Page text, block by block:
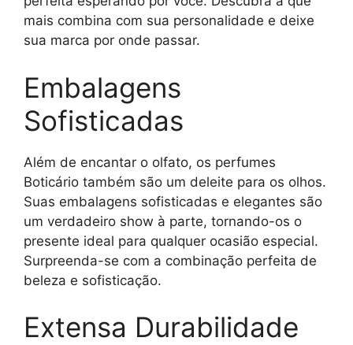
mais combina com sua personalidade e deixe
sua marca por onde passar.
Embalagens
Sofisticadas
Além de encantar o olfato, os perfumes
Boticário também são um deleite para os olhos.
Suas embalagens sofisticadas e elegantes são
um verdadeiro show à parte, tornando-os o
presente ideal para qualquer ocasião especial.
Surpreenda-se com a combinação perfeita de
beleza e sofisticação.
Extensa Durabilidade